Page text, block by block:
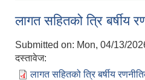
लागत सहितको त्रि
Submitted on: Mon, 04/13/
दस्तावेज:
लागत सहितको त्रि बर्षीय